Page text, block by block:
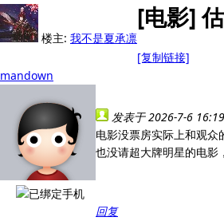
楼主: 我不是夏承凛
[电影]
[复制链接]
mandown
发表于 2026-7-6 16:19
电影没票房实际上和观
也没请超大牌明星的电影
回复